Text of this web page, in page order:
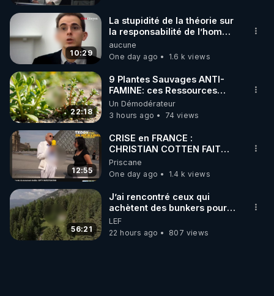
10:29
La stupidité de la théorie sur
la responsabilité de l’homme
concernant le dioxyde de
carbone.
aucune
One day ago
1.6 k views
22:18
9 Plantes Sauvages ANTI-
FAMINE: ces Ressources
JARDIN&des Haies
Un Démodérateur
3 hours ago
74 views
12:55
CRISE en FRANCE :
CHRISTIAN COTTEN FAIT
une étrange découverte
Priscane
One day ago
1.4 k views
56:21
J’ai rencontré ceux qui
achètent des bunkers pour
survivre à la fin du monde
LEF
22 hours ago
807 views